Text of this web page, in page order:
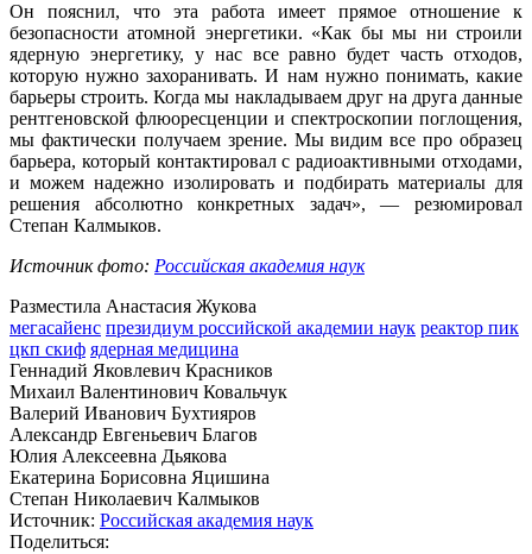
Он пояснил, что эта работа имеет прямое отношение к
безопасности атомной энергетики. «Как бы мы ни строили
ядерную энергетику, у нас все равно будет часть отходов,
которую нужно захоранивать. И нам нужно понимать, какие
барьеры строить. Когда мы накладываем друг на друга данные
рентгеновской флюоресценции и спектроскопии поглощения,
мы фактически получаем зрение. Мы видим все про образец
барьера, который контактировал с радиоактивными отходами,
и можем надежно изолировать и подбирать материалы для
решения абсолютно конкретных задач», — резюмировал
Степан Калмыков.
Источник фото: Российская академия наук
Разместила Анастасия Жукова
мегасайенс президиум российской академии наук реактор пик
цкп скиф ядерная медицина
Геннадий Яковлевич Красников
Михаил Валентинович Ковальчук
Валерий Иванович Бухтияров
Александр Евгеньевич Благов
Юлия Алексеевна Дьякова
Екатерина Борисовна Яцишина
Степан Николаевич Калмыков
Источник: Российская академия наук
Поделиться: